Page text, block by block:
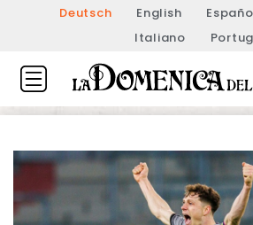
Deutsch English
Italiano